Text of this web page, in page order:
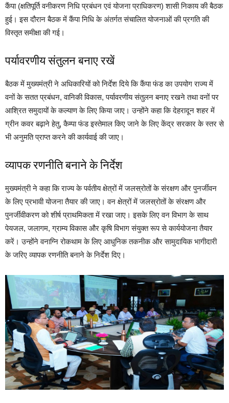
कैंपा (क्षतिपूर्ति वनीकरण निधि प्रबंधन एवं योजना प्राधिकरण) शासी निकाय की बैठक
हुई। इस दौरान बैठक में कैंपा निधि के अंतर्गत संचालित योजनाओं की प्रगति की
विस्तृत समीक्षा की गई।
पर्यावरणीय संतुलन बनाए रखें
बैठक में मुख्यमंत्री ने अधिकारियों को निर्देश दिये कि कैंपा फंड का उपयोग राज्य में
वनों के सतत प्रबंधन, वानिकी विकास, पर्यावरणीय संतुलन बनाए रखने तथा वनों पर
आश्रित समुदायों के कल्याण के लिए किया जाए। उन्होंने कहा कि देहरादून शहर में
ग्रीन कवर बढ़ाने हेतु, कैम्पा फंड इस्तेमाल किए जाने के लिए केंद्र सरकार के स्तर से
भी अनुमति प्राप्त करने की कार्यवाई की जाए।
व्यापक रणनीति बनाने के निर्देश
मुख्यमंत्री ने कहा कि राज्य के पर्वतीय क्षेत्रों में जलस्रोतों के संरक्षण और पुनर्जीवन
के लिए प्रभावी योजना तैयार की जाए। वन क्षेत्रों में जलस्रोतों के संरक्षण और
पुनर्जीवीकरण को शीर्ष प्राथमिकता में रखा जाए। इसके लिए वन विभाग के साथ
पेयजल, जलागम, ग्राम्य विकास और कृषि विभाग संयुक्त रूप से कार्ययोजना तैयार
करें। उन्होंने वनाग्नि रोकथाम के लिए आधुनिक तकनीक और सामुदायिक भागीदारी
के जरिए व्यापक रणनीति बनाने के निर्देश दिए।